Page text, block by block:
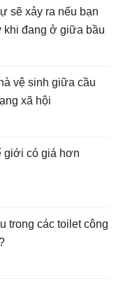
sẽ xảy ra nếu bạn
khi đang ở giữa bầu
vệ sinh giữa cầu
xã hội
giới có giá hơn
trong các toilet công